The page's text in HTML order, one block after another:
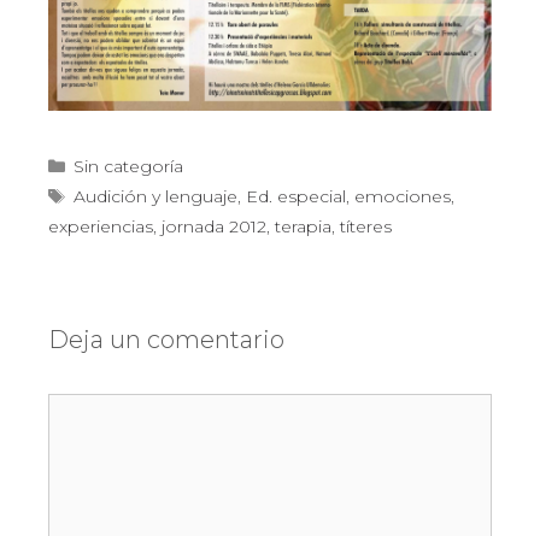
Categorías
Sin categoría
Etiquetas
Audición y lenguaje, Ed. especial, emociones,
experiencias, jornada 2012,terapia,títeres
Deja un comentario